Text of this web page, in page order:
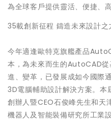
為全球客戶提供靈活、便捷、
35載創新征程 鑄造未來設計之
今年適逢歐特克旗艦產品
本，為未來而生的AutoCAD
進、變革，已發展成如今國際
3D電腦輔助設計解決方案。本
創辦人暨CEO石俊峰先生和天
機器人及智能裝備研究所工業